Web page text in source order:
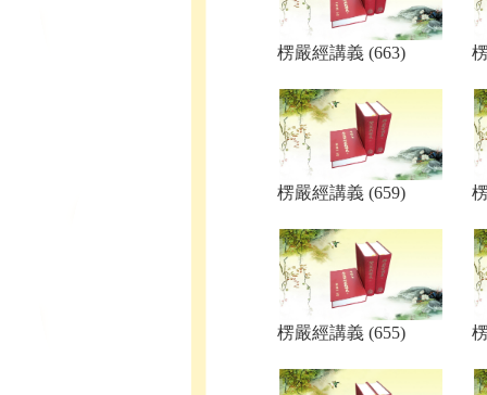
楞嚴經講義 (663)
楞嚴經講義 (659)
楞嚴經講義 (655)